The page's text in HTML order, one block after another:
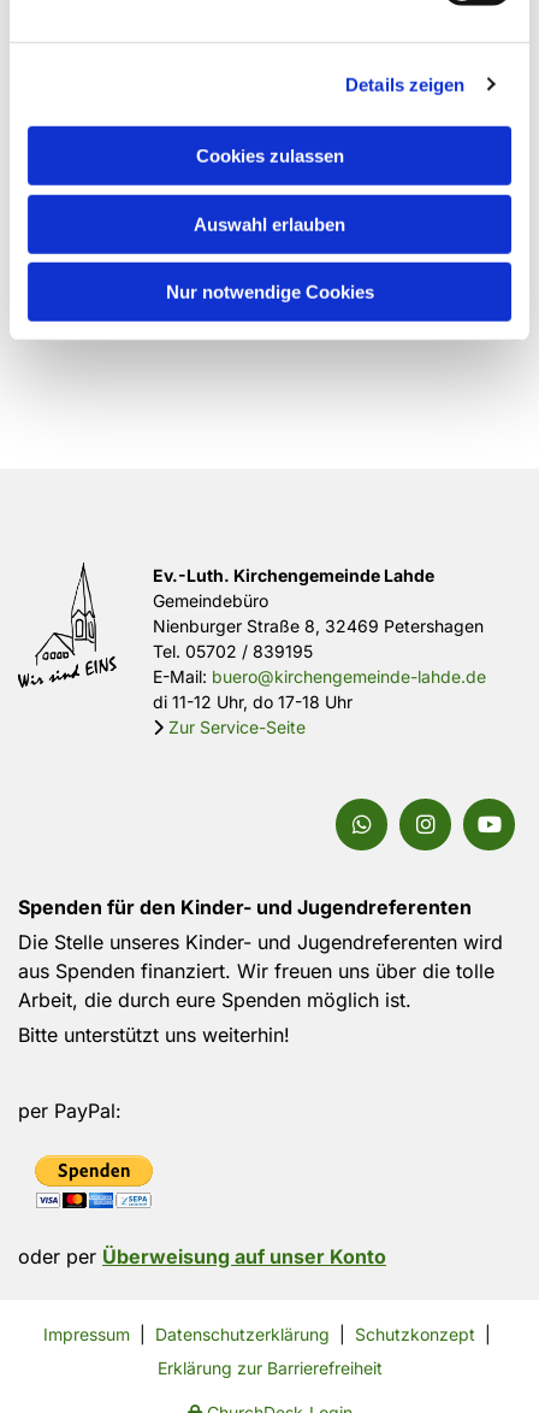
Details zeigen
Cookies zulassen
Auswahl erlauben
Nur notwendige Cookies
Ev.-Luth. Kirchengemeinde Lahde
Gemeindebüro
Nienburger Straße 8, 32469 Petershagen
Tel. 05702 / 839195
E-Mail: buero@kirchengemeinde-lahde.de
di 11-12 Uhr, do 17-18 Uhr
 Zur Service-Seite
Spenden für den Kinder- und Jugendreferenten
Die Stelle unseres Kinder- und Jugendreferenten wird
aus Spenden finanziert. Wir freuen uns über die tolle
Arbeit, die durch eure Spenden möglich ist.
Bitte unterstützt uns weiterhin!
per PayPal:
oder per Überweisung auf unser Konto
Impressum Datenschutzerklärung Schutzkonzept
Erklärung zur Barrierefreiheit